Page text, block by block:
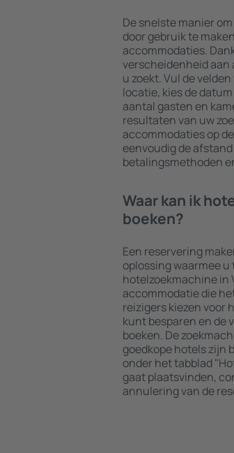
De snelste manier
door gebruik te
accommodaties.
verscheidenheid aan
u zoekt. Vul de
locatie, kies de
aantal gasten en
resultaten van uw
accommodaties op
eenvoudig de
betalingsmethoden
Waar kan ik
boeken?
Een reservering
oplossing waarmee
hotelzoekmachine in
accommodatie die
reizigers kiezen voor
kunt besparen en de
boeken. De
goedkope hotels zijn
onder het tabblad
gaat plaatsvinden,
annulering van de